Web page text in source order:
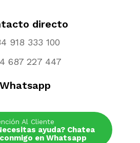
directo
918 333 100
687 227 447
Whatsapp
Al Cliente
ayuda? Chatea
conmigo en Whatsapp